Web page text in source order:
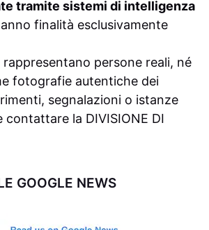
tramite sistemi di intelligenza
finalità esclusivamente
persone reali, né
fotografie autentiche dei
segnalazioni o istanze
contattare la DIVISIONE DI
GOOGLE NEWS